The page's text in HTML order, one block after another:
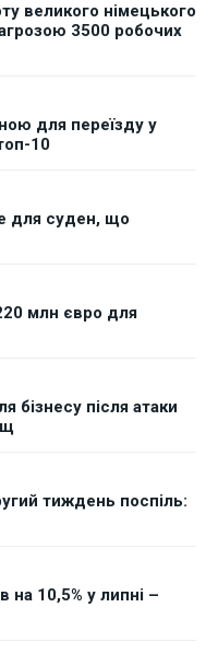
великого німецького
3500 робочих
для переїзду у
10
для суден, що
млн євро для
після атаки
тиждень поспіль:
на 10,5% у липні –